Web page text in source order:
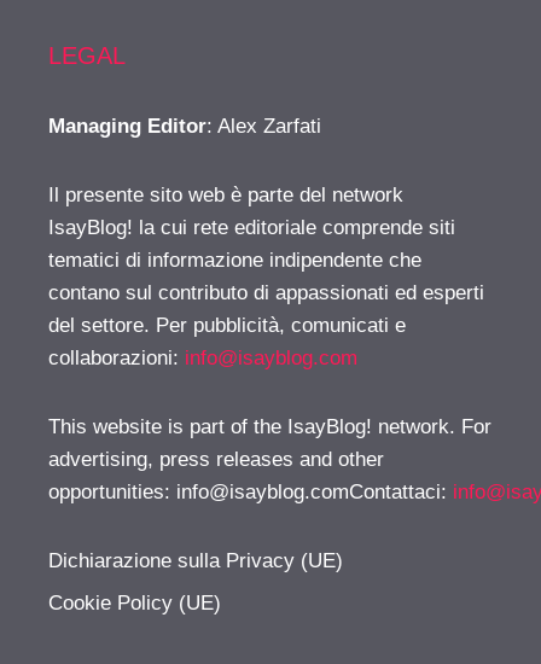
LEGAL
Managing Editor: Alex Zarfati
Il presente sito web è parte del network
IsayBlog! la cui rete editoriale comprende siti
tematici di informazione indipendente che
contano sul contributo di appassionati ed esperti
del settore. Per pubblicità, comunicati e
collaborazioni: info@isayblog.com
This website is part of the IsayBlog! network. For
advertising, press releases and other
opportunities: info@isayblog.comContattaci:
Dichiarazione sulla Privacy (UE)
Cookie Policy (UE)